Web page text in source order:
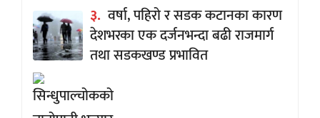
३. वर्षा, पहिरो र सडक कटानका कारण
देशभरका एक दर्जनभन्दा बढी राजमार्ग
तथा सडकखण्ड प्रभावित